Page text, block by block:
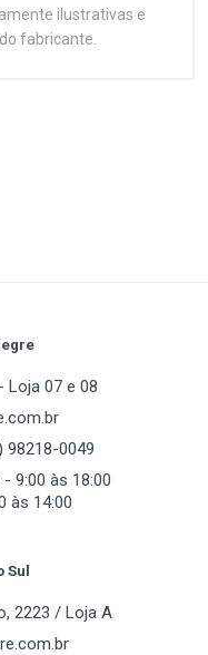
ilustrativas e
fabricante.
Loja 07 e 08
98218-0049
9:00 às 18:00
às 14:00
Sul
2223 / Loja A